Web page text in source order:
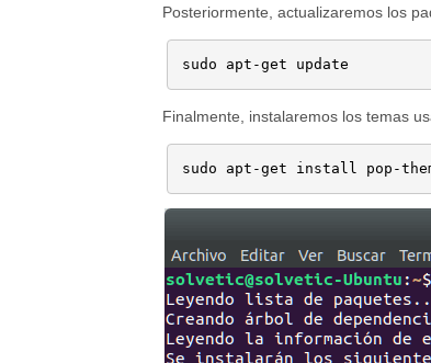
Posteriormente, actualizaremos los
sudo apt-get update
Finalmente, instalaremos los temas
sudo apt-get install pop-